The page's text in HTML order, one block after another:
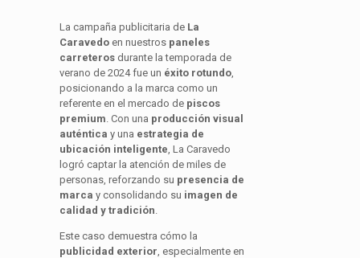
La campaña publicitaria de La
Caravedo en nuestros paneles
carreteros durante la temporada de
verano de 2024 fue un éxito rotundo
posicionando a la marca como un
referente en el mercado de piscos
premium . Con una producción visual
auténtica y una estrategia de
ubicación inteligente , La Caravedo
logró captar la atención de miles de
personas, reforzando su presencia de
marca y consolidando su imagen de
calidad y tradición
Este caso demuestra cómo la
publicidad exterior , especialmente en